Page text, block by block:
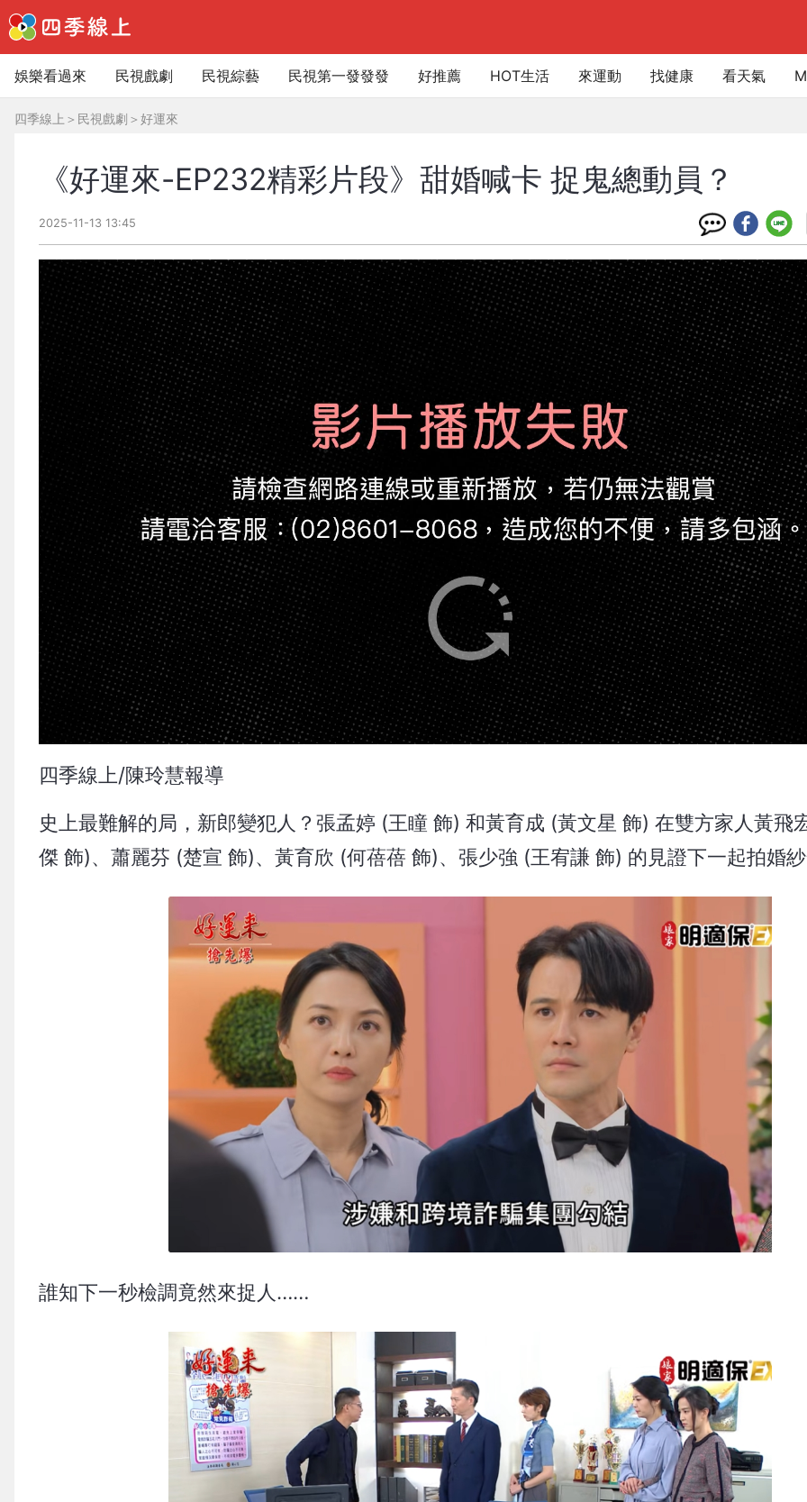
娛樂看過來 民視戲劇 民視綜藝 民視第一發發發 好推薦 HOT生活 來運動 找健康 看天氣
四季線上 ＞ 民視戲劇 ＞ 好運來
《好運來-EP232精彩片段》甜婚喊卡 捉鬼總動員？
2025-11-13 13:45
四季線上/陳玲慧報導
史上最難解的局，新郎變犯人？張孟婷 (王瞳 飾) 和黃育成 (黃文星 飾) 在雙方家人黃飛
傑 飾)、蕭麗芬 (楚宣 飾)、黃育欣 (何蓓蓓 飾)、張少強 (王宥謙 飾) 的見證下一起拍婚
誰知下一秒檢調竟然來捉人……